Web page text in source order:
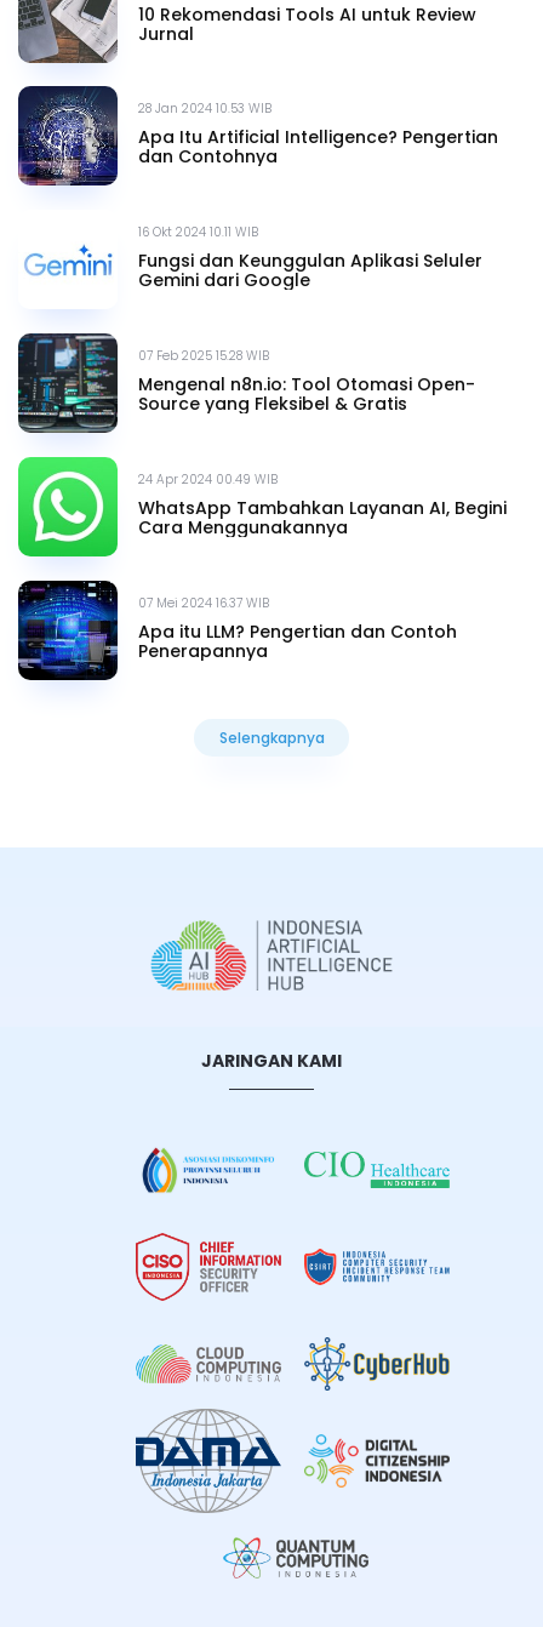
10 Rekomendasi Tools AI untuk Review
Jurnal
28 Jan 2024 10.53 WIB
Apa Itu Artificial Intelligence? Pengertian
dan Contohnya
16 Okt 2024 10.11 WIB
Fungsi dan Keunggulan Aplikasi Seluler
Gemini dari Google
07 Feb 2025 15.28 WIB
Mengenal n8n.io: Tool Otomasi Open-
Source yang Fleksibel & Gratis
24 Apr 2024 00.49 WIB
WhatsApp Tambahkan Layanan AI, Begini
Cara Menggunakannya
07 Mei 2024 16.37 WIB
Apa itu LLM? Pengertian dan Contoh
Penerapannya
Selengkapnya
JARINGAN KAMI